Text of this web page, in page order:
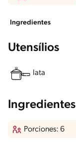
Ingredientes
Utensílios
lata
Ingredientes
Porciones: 6